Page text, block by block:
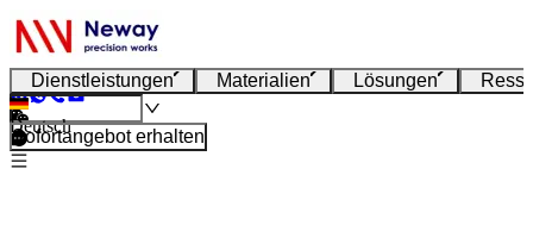
Dienstleistungen Materialien Lösungen
Deutsch
Sofortangebot erhalten